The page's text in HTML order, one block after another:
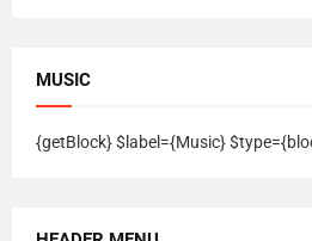
MUSIC
{getBlock} $label={Music}